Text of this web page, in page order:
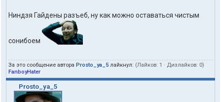
Ниндзя Гайдены разъеб, ну как можно оставаться чистым
сонибоем
За это сообщение автора Prosto_ya_5 лайкнул: (Лайков: 1 · Дизлайков: 0)
FanboyHater
Prosto_ya_5